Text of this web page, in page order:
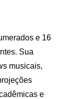
e 16
Sua
musicais,
e